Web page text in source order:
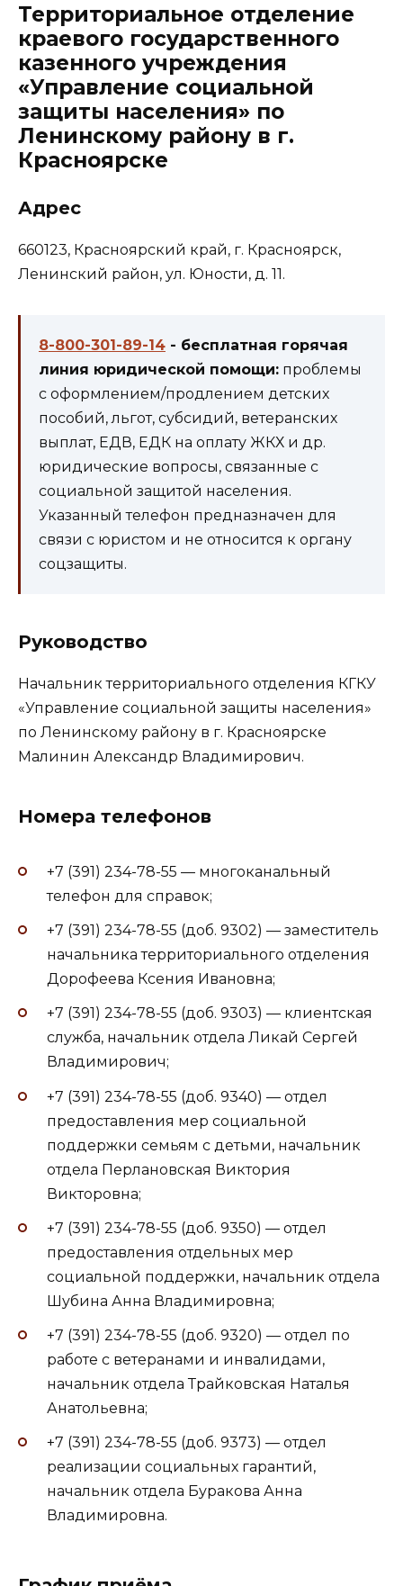
Территориальное отделение
краевого государственного
казенного учреждения
«Управление социальной
защиты населения» по
Ленинскому району в г.
Красноярске
Адрес
660123, Красноярский край, г. Красноярск,
Ленинский район, ул. Юности, д. 11.
8-800-301-89-14 - бесплатная горячая
линия юридической помощи: проблемы
с оформлением/продлением детских
пособий, льгот, субсидий, ветеранских
выплат, ЕДВ, ЕДК на оплату ЖКХ и др.
юридические вопросы, связанные с
социальной защитой населения.
Указанный телефон предназначен для
связи с юристом и не относится к органу
соцзащиты.
Руководство
Начальник территориального отделения КГКУ
«Управление социальной защиты населения»
по Ленинскому району в г. Красноярске
Малинин Александр Владимирович.
Номера телефонов
+7 (391) 234-78-55 — многоканальный
телефон для справок;
+7 (391) 234-78-55 (доб. 9302) — заместитель
начальника территориального отделения
Дорофеева Ксения Ивановна;
+7 (391) 234-78-55 (доб. 9303) — клиентская
служба, начальник отдела Ликай Сергей
Владимирович;
+7 (391) 234-78-55 (доб. 9340) — отдел
предоставления мер социальной
поддержки семьям с детьми, начальник
отдела Перлановская Виктория
Викторовна;
+7 (391) 234-78-55 (доб. 9350) — отдел
предоставления отдельных мер
социальной поддержки, начальник отдела
Шубина Анна Владимировна;
+7 (391) 234-78-55 (доб. 9320) — отдел по
работе с ветеранами и инвалидами,
начальник отдела Трайковская Наталья
Анатольевна;
+7 (391) 234-78-55 (доб. 9373) — отдел
реализации социальных гарантий,
начальник отдела Буракова Анна
Владимировна.